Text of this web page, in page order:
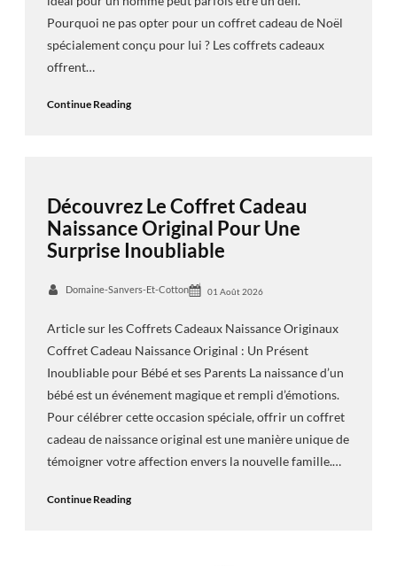
Pourquoi ne pas opter pour un coffret cadeau de Noël
spécialement conçu pour lui ? Les coffrets cadeaux
offrent…
Continue Reading
Découvrez Le Coffret Cadeau
Naissance Original Pour Une
Surprise Inoubliable
Domaine-Sanvers-Et-Cotton 01 Août 2026
Article sur les Coffrets Cadeaux Naissance Originaux
Coffret Cadeau Naissance Original : Un Présent
Inoubliable pour Bébé et ses Parents La naissance d’un
bébé est un événement magique et rempli d’émotions.
Pour célébrer cette occasion spéciale, offrir un coffret
cadeau de naissance original est une manière unique de
témoigner votre affection envers la nouvelle famille.…
Continue Reading